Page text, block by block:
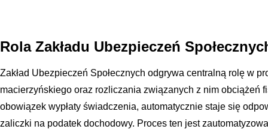
Rola Zakładu Ubezpieczeń
Zakład Ubezpieczeń Społecznych odgrywa centralną rolę w
macierzyńskiego oraz rozliczania związanych z nim obciążeń
obowiązek wypłaty świadczenia, automatycznie staje się
zaliczki na podatek dochodowy. Proces ten jest